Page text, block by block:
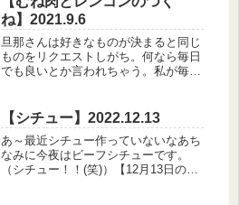
ね】2021.9.6
旦那さんは好きなものが決まると同じ
ものをリクエストしがち。何なら毎日
でも良いとか言われちゃう。私が毎日
ね・もやしときゅうりのサラダ・マイ
タケと豆腐のお味噌汁上に見切れて
い...
【シチュー】2022.12.13
あ～最近シチュー作っていないなあち
なみに今夜はビーフシチューです。
（シチュー！！(笑)）【12月13日のメ